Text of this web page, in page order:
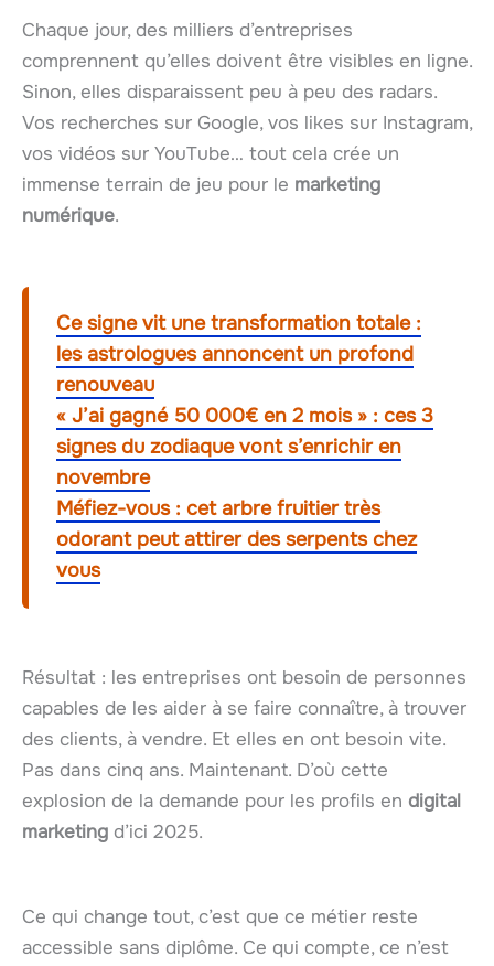
Chaque jour, des milliers d’entreprises
comprennent qu’elles doivent être visibles en ligne.
Sinon, elles disparaissent peu à peu des radars.
Vos recherches sur Google, vos likes sur Instagram,
vos vidéos sur YouTube… tout cela crée un
immense terrain de jeu pour le marketing
numérique.
Ce signe vit une transformation totale :
les astrologues annoncent un profond
renouveau
« J’ai gagné 50 000€ en 2 mois » : ces 3
signes du zodiaque vont s’enrichir en
novembre
Méfiez-vous : cet arbre fruitier très
odorant peut attirer des serpents chez
vous
Résultat : les entreprises ont besoin de personnes
capables de les aider à se faire connaître, à trouver
des clients, à vendre. Et elles en ont besoin vite.
Pas dans cinq ans. Maintenant. D’où cette
explosion de la demande pour les profils en digital
marketing d’ici 2025.
Ce qui change tout, c’est que ce métier reste
accessible sans diplôme. Ce qui compte, ce n’est